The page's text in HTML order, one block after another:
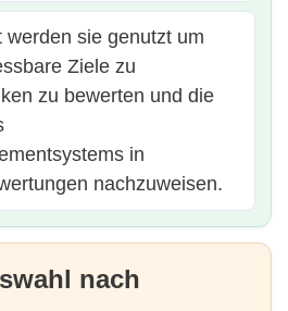
werden sie genutzt um
Ziele zu
zu bewerten und die
in
nachzuweisen.
nach